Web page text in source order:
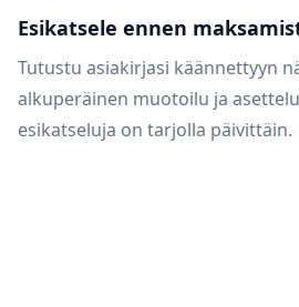
Esikatsele ennen
Tutustu asiakirjasi käännettyyn
alkuperäinen muotoilu ja
esikatseluja on tarjolla päivittäin.